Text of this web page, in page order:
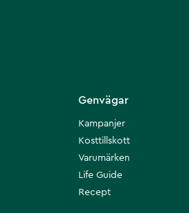
Genvägar
Kampanjer
Kosttillskott
Varumärken
Life Guide
Recept